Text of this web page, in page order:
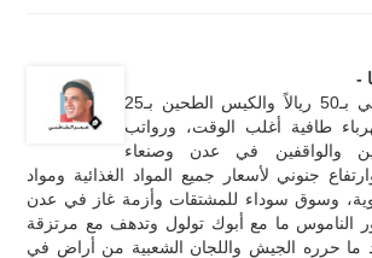
-
طالما والقرص الروتي بـ50 ريالاً والكيس الطحين بـ25
طافية أغلب الوقت، ورواتب
والواقفين في عدن وصنعاء
جنوني لأسعار جميع المواد الغذائية ومواد
وسوق سوداء للمشتقات وأزمة غاز في عدن
الناموس ما مع أبوك تولول وتدهف مع مرتزقة
ما حرره الجيش واللجان الشعبية من أراض في